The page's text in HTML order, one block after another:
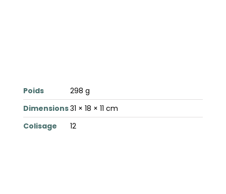
Poids
298 g
Dimensions31 × 18 × 11 cm
Colisage
12